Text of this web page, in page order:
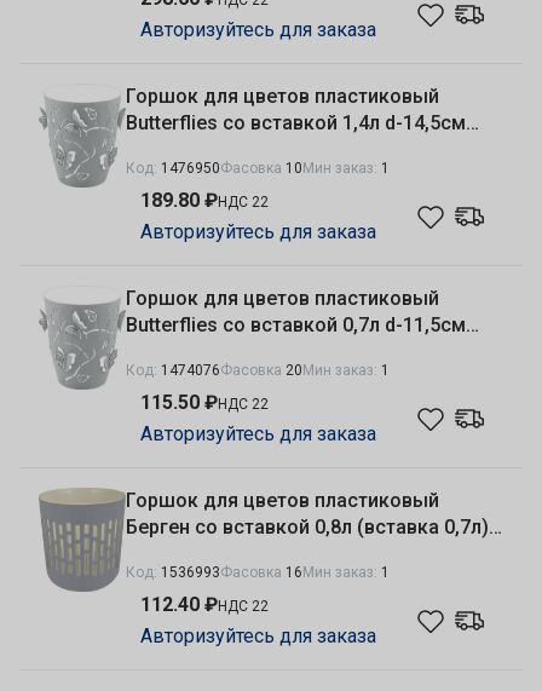
Авторизуйтесь для заказа
Горшок для цветов пластиковый
Butterflies со вставкой 1,4л d-14,5см
Код: 1476950Фасовка 10 Мин заказ: 1
189.80 ₽НДС 22
Авторизуйтесь для заказа
Горшок для цветов пластиковый
Butterflies со вставкой 0,7л d-11,5см
Код: 1474076Фасовка 20 Мин заказ: 1
115.50 ₽НДС 22
Авторизуйтесь для заказа
Горшок для цветов пластиковый
Берген со вставкой 0,8л (вставка 0,7л)
PT402110025
Код: 1536993Фасовка 16 Мин заказ: 1
112.40 ₽НДС 22
Авторизуйтесь для заказа